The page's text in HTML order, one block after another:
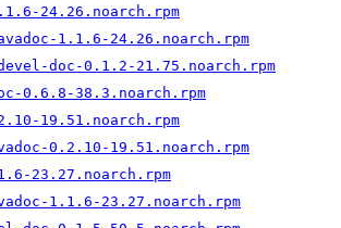
24.26.noarch.rpm
1.1.6-24.26.noarch.rpm
doc-0.1.2-21.75.noarch.rpm
0.6.8-38.3.noarch.rpm
19.51.noarch.rpm
0.2.10-19.51.noarch.rpm
23.27.noarch.rpm
1.1.6-23.27.noarch.rpm